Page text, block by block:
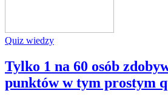
Quiz wiedzy
Tylko 1 na 60 osób
punktów w tym prostym